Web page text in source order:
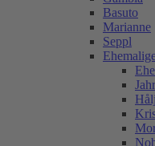
Basuto
Marianne
Seppl